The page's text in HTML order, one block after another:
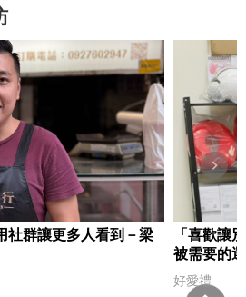
社群讓更多人看到－梁
「喜歡讓
被需要的
好愛禮